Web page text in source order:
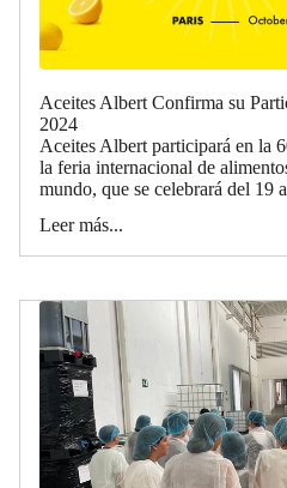
Aceites Albert Confirma su
2024
Aceites Albert participará en la
la feria internacional de
mundo, que se celebrará del 19
Leer más...